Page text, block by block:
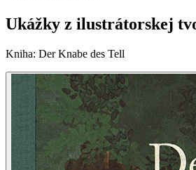
Ukážky z ilustrátorskej
Kniha: Der Knabe des Tell